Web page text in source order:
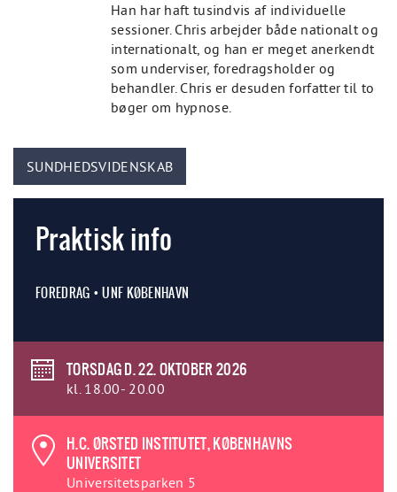
Han har haft tusindvis af individuelle
sessioner. Chris arbejder både nationalt og
internationalt, og han er meget anerkendt
som underviser, foredragsholder og
behandler. Chris er desuden forfatter til to
bøger om hypnose.
SUNDHEDSVIDENSKAB
Praktisk info
FOREDRAG • UNF KØBENHAVN
TORSDAG D. 22. OKTOBER 2026
kl. 18.00- 20.00
H.C. ØRSTED INSTITUTET, KØBENHAVNS
UNIVERSITET
Universitetsparken 5